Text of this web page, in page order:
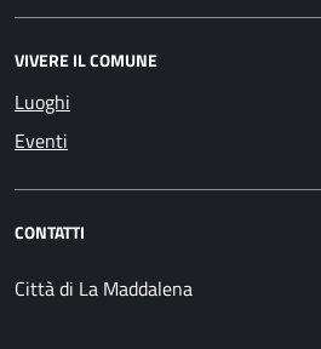
VIVERE IL COMUNE
Luoghi
Eventi
CONTATTI
Città di La Maddalena